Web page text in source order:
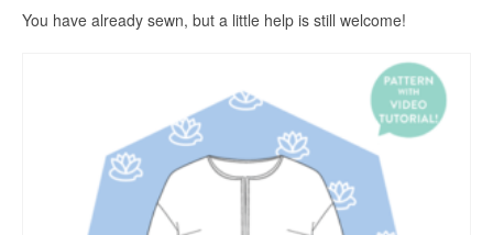
You have already sewn, but a little help is still welcome!